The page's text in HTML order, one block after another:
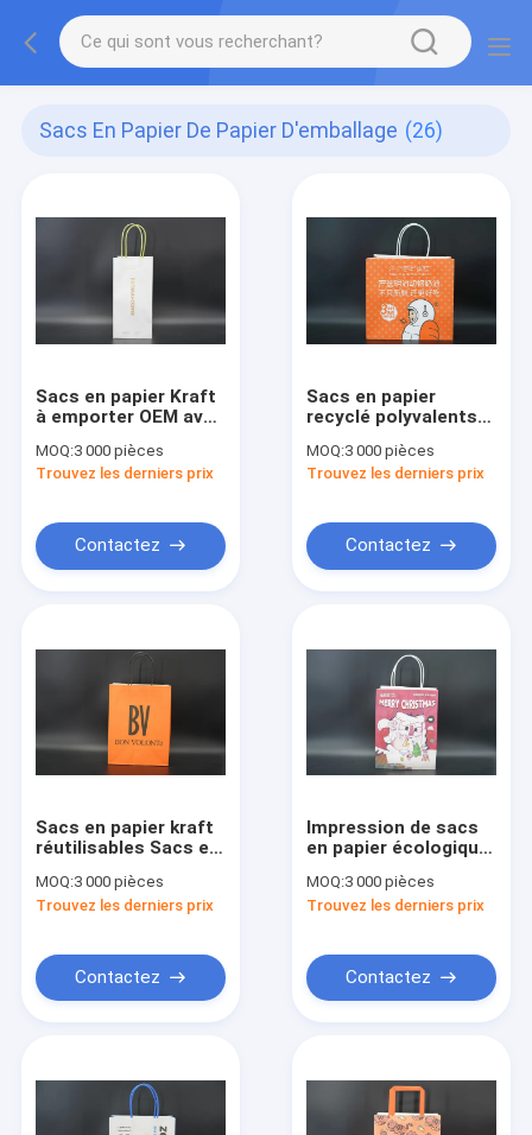
Sacs En Papier De Papier D'emballage (26)
Sacs en papier Kraft
à emporter OEM avec
MOQ:3 000 pièces
Trouvez les derniers prix
Contactez
Sacs en papier
recyclé polyvalents
MOQ:3 000 pièces
Trouvez les derniers prix
Contactez
Sacs en papier kraft
réutilisables Sacs en
poignée noire
tournée durable
MOQ:3 000 pièces
Trouvez les derniers prix
Contactez
Impression de sacs
en papier écologique
MOQ:3 000 pièces
Trouvez les derniers prix
Contactez